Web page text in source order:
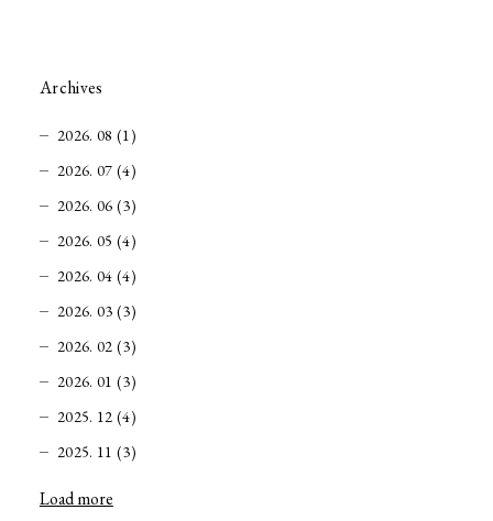
Archives
2026. 08 (1)
2026. 07 (4)
2026. 06 (3)
2026. 05 (4)
2026. 04 (4)
2026. 03 (3)
2026. 02 (3)
2026. 01 (3)
2025. 12 (4)
2025. 11 (3)
Load more